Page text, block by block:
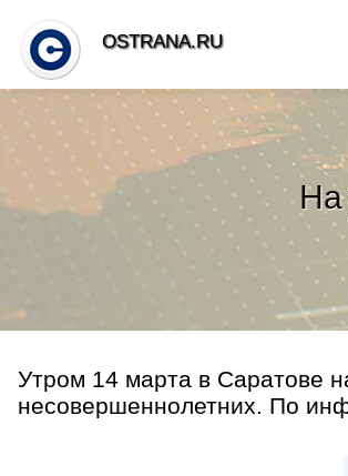
На
Утром 14 марта в Саратове
несовершеннолетних. По
OSTRANA.RU